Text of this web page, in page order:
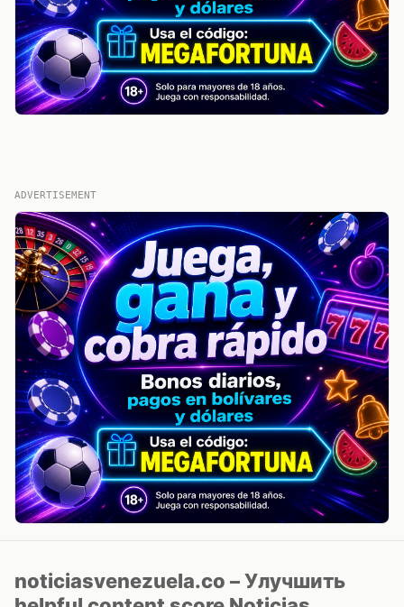
ADVERTISEMENT
noticiasvenezuela.co – Улучшить